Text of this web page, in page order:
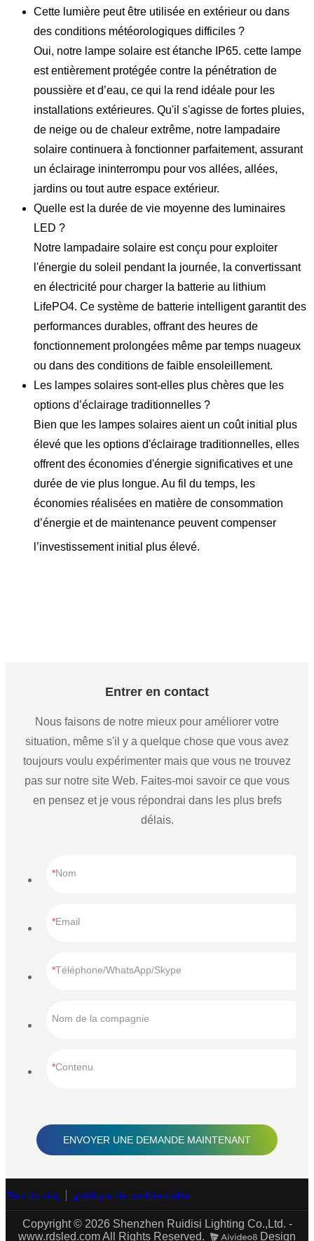
Cette lumière peut être utilisée en extérieur ou dans
des conditions météorologiques difficiles ?
Oui, notre lampe solaire est étanche IP65. cette lampe
est entièrement protégée contre la pénétration de
poussière et d’eau, ce qui la rend idéale pour les
installations extérieures. Qu'il s'agisse de fortes pluies,
de neige ou de chaleur extrême, notre lampadaire
solaire continuera à fonctionner parfaitement, assurant
un éclairage ininterrompu pour vos allées, allées,
jardins ou tout autre espace extérieur.
Quelle est la durée de vie moyenne des luminaires
LED ?
Notre lampadaire solaire est conçu pour exploiter
l'énergie du soleil pendant la journée, la convertissant
en électricité pour charger la batterie au lithium
LifePO4. Ce système de batterie intelligent garantit des
performances durables, offrant des heures de
fonctionnement prolongées même par temps nuageux
ou dans des conditions de faible ensoleillement.
Les lampes solaires sont-elles plus chères que les
options d’éclairage traditionnelles ?
Bien que les lampes solaires aient un coût initial plus
élevé que les options d'éclairage traditionnelles, elles
offrent des économies d'énergie significatives et une
durée de vie plus longue. Au fil du temps, les
économies réalisées en matière de consommation
d’énergie et de maintenance peuvent compenser
l’investissement initial plus élevé.
Entrer en contact
Nous faisons de notre mieux pour améliorer votre
situation, même s'il y a quelque chose que vous avez
toujours voulu expérimenter mais que vous ne trouvez
pas sur notre site Web. Faites-moi savoir ce que vous
en pensez et je vous répondrai dans les plus brefs
délais.
Nom
Email
Téléphone/WhatsApp/Skype
Nom de la compagnie
Contenu
ENVOYER UNE DEMANDE MAINTENANT
Plan du site politique de confidentialité
Copyright © 2026 Shenzhen Ruidisi Lighting Co.,Ltd. -
www.rdsled.com All Rights Reserved.
Design